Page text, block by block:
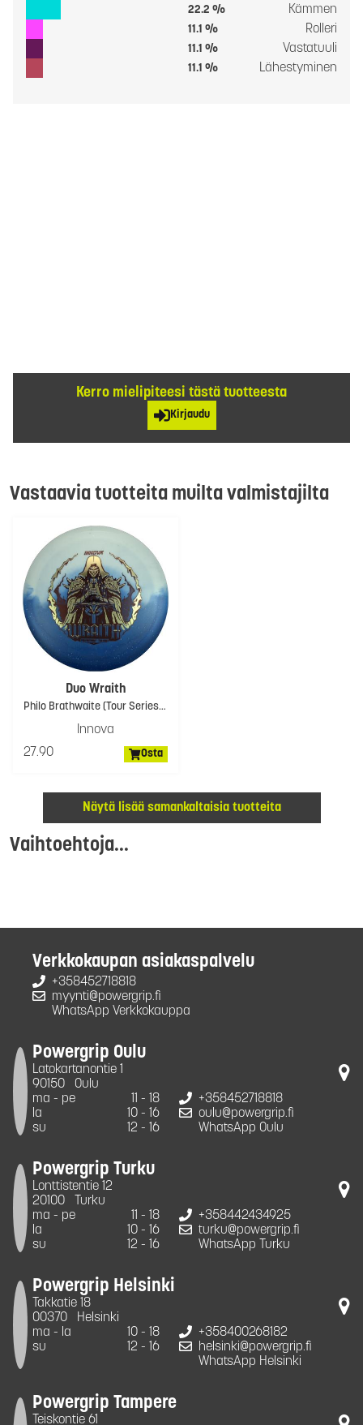
22.2 % Kämmen
11.1 % Rolleri
11.1 % Vastatuuli
11.1 % Lähestyminen
Kerro mielipiteesi tästä tuotteesta
Kirjaudu
Vastaavia tuotteita muilta valmistajilta
Duo Wraith
Philo Brathwaite (Tour Series 2026)
Innova
27.90
Osta
Näytä lisää samankaltaisia tuotteita
Vaihtoehtoja...
Verkkokaupan asiakaspalvelu
+358452718818
myynti@powergrip.fi
WhatsApp Verkkokauppa
Powergrip Oulu
Latokartanontie 1
90150
Oulu
ma - pe
11 - 18
la
10 - 16
su
12 - 16
+358452718818
oulu@powergrip.fi
WhatsApp Oulu
Powergrip Turku
Lonttistentie 12
20100
Turku
ma - pe
11 - 18
la
10 - 16
su
12 - 16
+358442434925
turku@powergrip.fi
WhatsApp Turku
Powergrip Helsinki
Takkatie 18
00370
Helsinki
ma - la
10 - 18
su
12 - 16
+358400268182
helsinki@powergrip.fi
WhatsApp Helsinki
Powergrip Tampere
Teiskontie 61